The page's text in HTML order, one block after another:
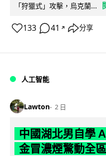
「狩獵式」攻擊，烏克蘭...
133 41 ↗ 分享
人工智能
Lawton 2 日
中國湖北男自學
金冒濃煙驚動全區